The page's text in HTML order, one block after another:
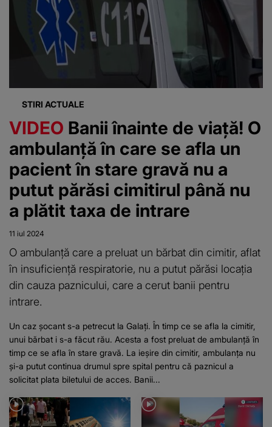
salvare
STIRI ACTUALE
VIDEO Banii înainte de viață! O
ambulanță în care se afla un
pacient în stare gravă nu a
putut părăsi cimitirul până nu
a plătit taxa de intrare
11 iul 2024
O ambulanță care a preluat un bărbat din cimitir, aflat
în insuficiență respiratorie, nu a putut părăsi locația
din cauza paznicului, care a cerut banii pentru
intrare.
Un caz șocant s-a petrecut la Galați. În timp ce se afla la cimitir,
unui bărbat i s-a făcut rău. Acesta a fost preluat de ambulanță în
timp ce se afla în stare gravă. La ieșire din cimitir, ambulanța nu
și-a putut continua drumul spre spital pentru că paznicul a
solicitat plata biletului de acces. Banii...